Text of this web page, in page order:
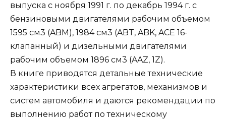
выпуска с ноября 1991 г. по декабрь 1994 г. с
бензиновыми двигателями рабочим объемом
1595 см3 (ABM), 1984 см3 (ABT, ABK, ACE 16-
клапанный) и дизельными двигателями
рабочим объемом 1896 см3 (AAZ, 1Z).
В книге приводятся детальные технические
характеристики всех агрегатов, механизмов и
систем автомобиля и даются рекомендации по
выполнению работ по техническому